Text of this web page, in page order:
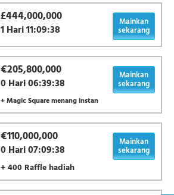
£444,000,000
1 Hari 11:09:38
Mainkan
sekarang
€205,800,000
0 Hari 06:39:38
+ Magic Square menang instan
Mainkan
sekarang
€110,000,000
0 Hari 07:09:38
+ 400 Raffle hadiah
Mainkan
sekarang